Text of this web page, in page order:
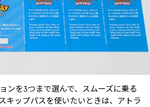
ンを3つまで選んで、スムーズに乗る
キップパスを使いたいときは、アトラ